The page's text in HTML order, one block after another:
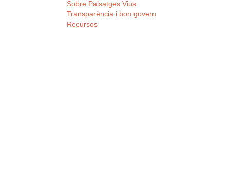
Sobre Paisatges Vius
Transparència i bon govern
Recursos